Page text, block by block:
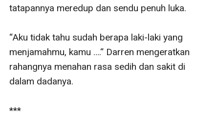
tatapannya meredup dan sendu penuh luka.
“Aku tidak tahu sudah berapa laki-laki yang
menjamahmu, kamu ….“ Darren mengeratkan
rahangnya menahan rasa sedih dan sakit di
dalam dadanya.
***